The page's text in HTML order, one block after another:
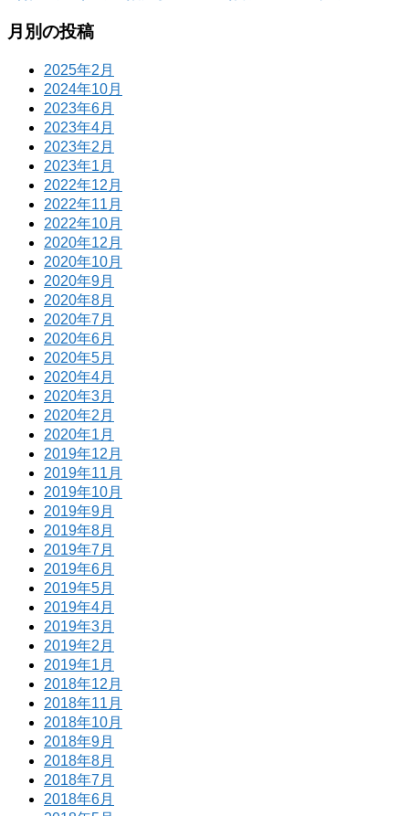
月別の投稿
2025年2月
2024年10月
2023年6月
2023年4月
2023年2月
2023年1月
2022年12月
2022年11月
2022年10月
2020年12月
2020年10月
2020年9月
2020年8月
2020年7月
2020年6月
2020年5月
2020年4月
2020年3月
2020年2月
2020年1月
2019年12月
2019年11月
2019年10月
2019年9月
2019年8月
2019年7月
2019年6月
2019年5月
2019年4月
2019年3月
2019年2月
2019年1月
2018年12月
2018年11月
2018年10月
2018年9月
2018年8月
2018年7月
2018年6月